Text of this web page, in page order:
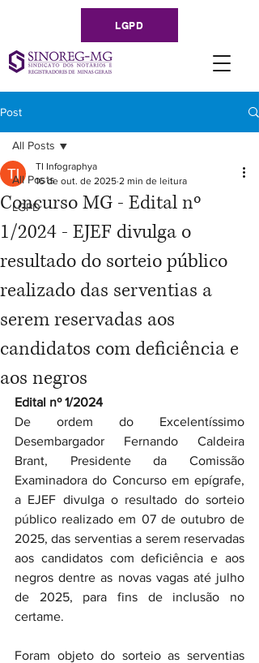
LGPD
Post
All Posts
LGPD
All Posts
Concurso MG - Edital nº
1/2024 - EJEF divulga o
resultado do sorteio público
realizado das serventias a
serem reservadas aos
candidatos com deficiência e
aos negros
TI Infographya
16 de out. de 2025 2 min de leitura
Edital nº 1/2024
De ordem do Excelentíssimo
Desembargador Fernando Caldeira
Brant, Presidente da Comissão
Examinadora do Concurso em epígrafe,
a EJEF divulga o resultado do sorteio
público realizado em 07 de outubro de
2025, das serventias a serem reservadas
aos candidatos com deficiência e aos
negros dentre as novas vagas até julho
de 2025, para fins de inclusão no
certame.
Foram objeto do sorteio as serventias